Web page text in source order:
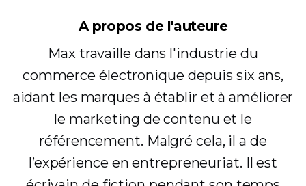
A propos de l'auteure
Max travaille dans l'industrie du
commerce électronique depuis six ans,
aidant les marques à établir et à améliorer
le marketing de contenu et le
référencement. Malgré cela, il a de
l’expérience en entrepreneuriat. Il est